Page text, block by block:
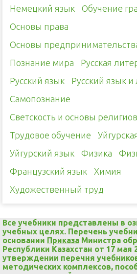
Немецкий язык
Обучение
Основы права
Основы
Познание мира
Русская
Русский язык
Русский язык и
Самопознание
Светскость и основы
Трудовое обучение
Уйгурский язык
Физика
Французский язык
Химия
Художественный труд
Все учебники представлены в
учебных целях. Перечень
основании Приказа Министра
Республики Казахстан от 17
утверждении перечня
методических комплексов,